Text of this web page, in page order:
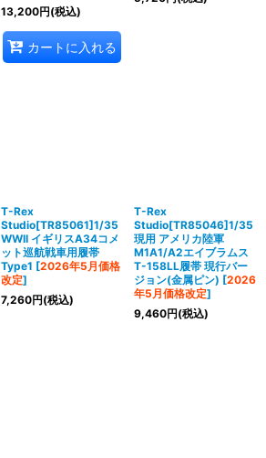
13,200円(税込)
カートに入れる
T-Rex
Studio[TR85061]1/35
WWII イギリスA34コメ
ット巡航戦車用履帯
Type1 [2026年5月価格
改定]
7,260円(税込)
T-Rex
Studio[TR85046]1/35
現用 アメリカ陸軍
M1A1/A2エイブラムス
T-158LL履帯 現行バー
ジョン(金属ピン) [2026
年5月価格改定]
9,460円(税込)